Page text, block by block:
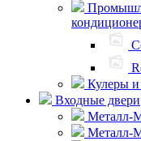
Кулеры
Входные двери
Металл-